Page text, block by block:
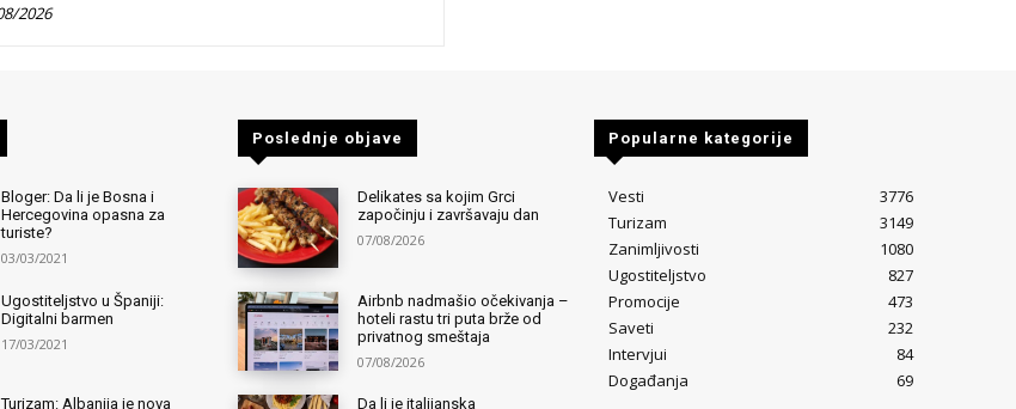
2026
Bloger: Da li je Bosna i
Hercegovina opasna za
turiste?
03/03/2021
Ugostiteljstvo u Španiji:
Digitalni barmen
17/03/2021
Turizam: Albanija je nova
Poslednje objave
Delikates sa kojim Grci
započinju i završavaju dan
07/08/2026
Airbnb nadmašio očekivanja –
hoteli rastu tri puta brže od
privatnog smeštaja
07/08/2026
Da li je italijanska
Popularne kategorije
Vesti
3776
Turizam
3149
Zanimljivosti
1080
Ugostiteljstvo
827
Promocije
473
Saveti
232
Intervjui
84
Događanja
69